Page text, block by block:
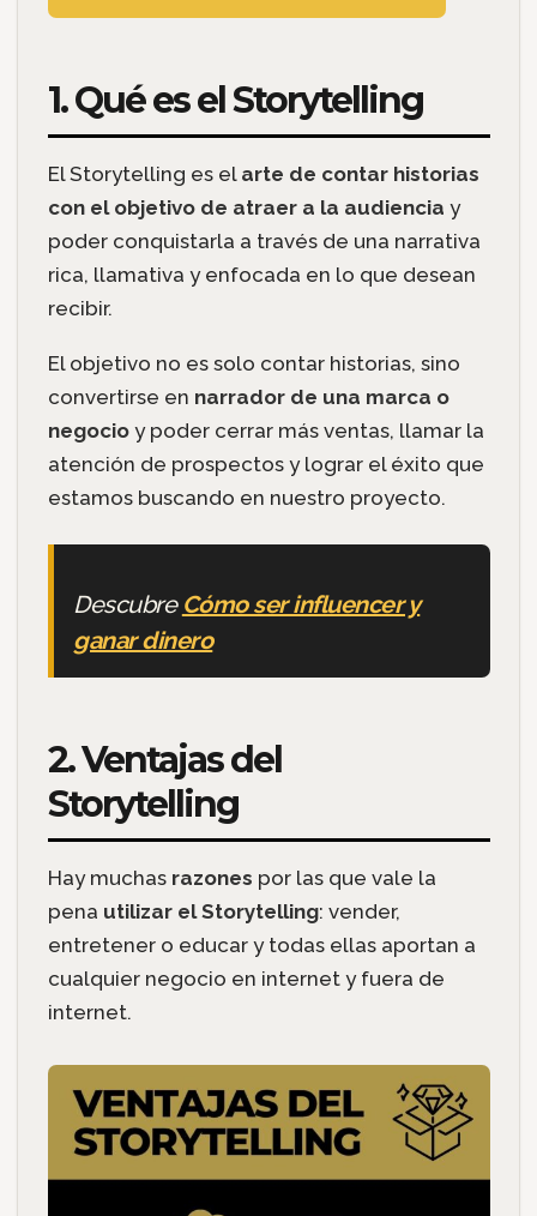
1. Qué es el Storytelling
El Storytelling es el arte de contar historias
con el objetivo de atraer a la audiencia y
poder conquistarla a través de una narrativa
rica, llamativa y enfocada en lo que desean
recibir.
El objetivo no es solo contar historias, sino
convertirse en narrador de una marca o
negocioy poder cerrar más ventas, llamar la
atención de prospectos y lograr el éxito que
estamos buscando en nuestro proyecto.
Descubre Cómo ser influencer y
ganar dinero
2. Ventajas del
Storytelling
Hay muchas razones por las que vale la
pena utilizar el Storytelling: vender,
entretener o educar y todas ellas aportan a
cualquier negocio en internet y fuera de
internet.